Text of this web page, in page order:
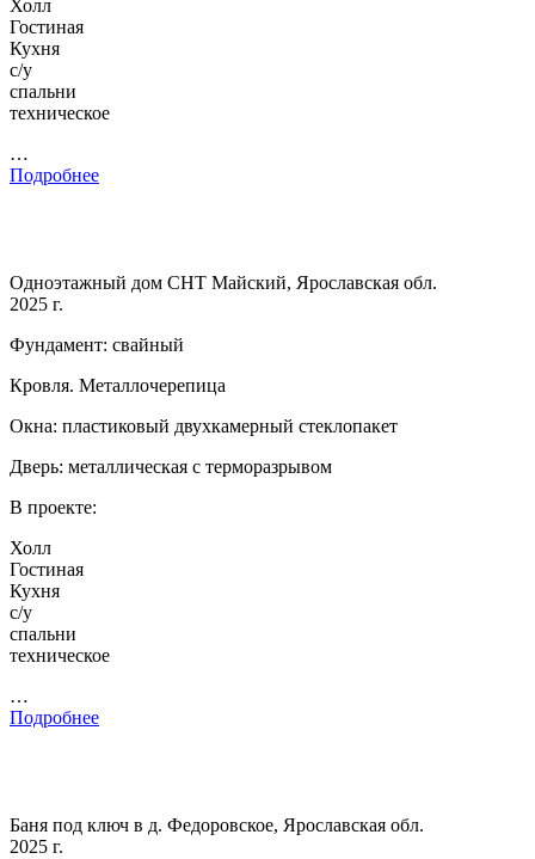
Холл
Гостиная
Кухня
с/у
спальни
техническое
…
Подробнее
Одноэтажный дом СНТ Майский, Ярославская обл.
2025 г.
Фундамент: свайный
Кровля. Металлочерепица
Окна: пластиковый двухкамерный стеклопакет
Дверь: металлическая с терморазрывом
В проекте:
Холл
Гостиная
Кухня
с/у
спальни
техническое
…
Подробнее
Баня под ключ в д. Федоровское, Ярославская обл.
2025 г.